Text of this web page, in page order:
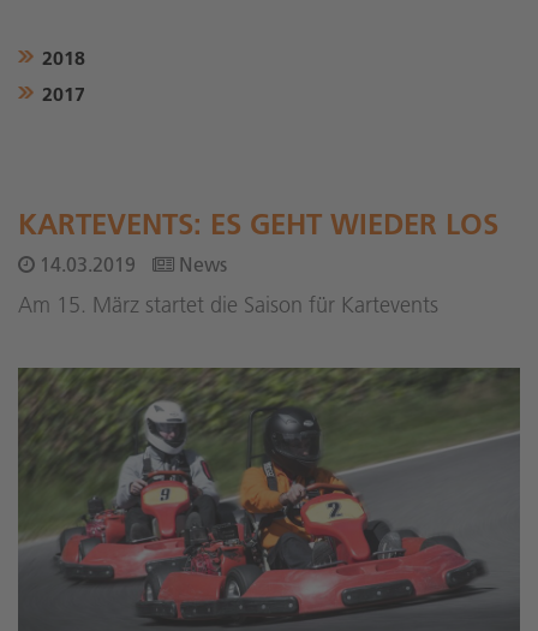
2018
2017
KARTEVENTS: ES GEHT WIEDER LOS
14.03.2019 News
Am 15. März startet die Saison für Kartevents